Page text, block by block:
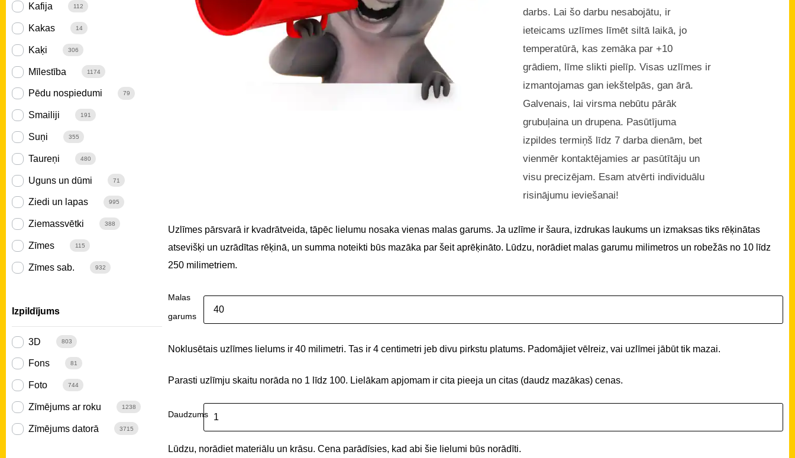
Kafija 112
Kakas 14
Kaķi 306
Mīlestība 1174
Pēdu nospiedumi 79
Smailiji 191
Suņi 355
Taureņi 480
Uguns un dūmi 71
Ziedi un lapas 995
Ziemassvētki 388
Zīmes 115
Zīmes sab. 932
Izpildījums
3D 803
Fons 81
Foto 744
Zīmējums ar roku 1238
Zīmējums datorā 3715
darbs. Lai šo darbu nesabojātu, ir
ieteicams uzlīmes līmēt siltā laikā, jo
temperatūrā, kas zemāka par +10
grādiem, līme slikti pielīp. Visas uzlīmes ir
izmantojamas gan iekštelpās, gan ārā.
Galvenais, lai virsma nebūtu pārāk
grubuļaina un drupena. Pasūtījuma
izpildes termiņš līdz 7 darba dienām, bet
vienmēr kontaktējamies ar pasūtītāju un
visu precizējam. Esam atvērti individuālu
risinājumu ieviešanai!
Uzlīmes pārsvarā ir kvadrātveida, tāpēc lielumu nosaka vienas malas garums. Ja uzlīme ir šaura, izdrukas laukums un izmaksas tiks rēķinātas
atsevišķi un uzrādītas rēķinā, un summa noteikti būs mazāka par šeit aprēķināto. Lūdzu, norādiet malas garumu milimetros un robežās no 10 līdz
250 milimetriem.
Malas
garums
Noklusētais uzlīmes lielums ir 40 milimetri. Tas ir 4 centimetri jeb divu pirkstu platums. Padomājiet vēlreiz, vai uzlīmei jābūt tik mazai.
Parasti uzlīmju skaitu norāda no 1 līdz 100. Lielākam apjomam ir cita pieeja un citas (daudz mazākas) cenas.
Daudzums
Lūdzu, norādiet materiālu un krāsu. Cena parādīsies, kad abi šie lielumi būs norādīti.